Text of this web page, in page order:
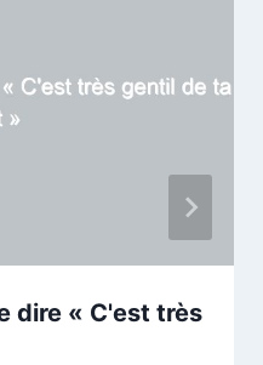
dire « C'est très